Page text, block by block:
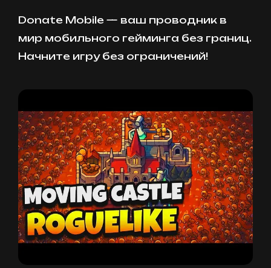
Donate Mobile — ваш проводник в
мир мобильного гейминга без границ.
Начните игру без ограничений!